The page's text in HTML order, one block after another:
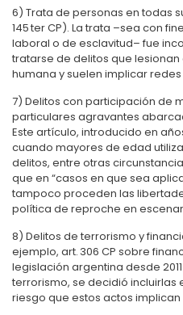
6) Trata de personas en todas
145 ter CP). La trata –sea con
laboral o de esclavitud– fue
tratarse de delitos que
humana y suelen implicar
7) Delitos con participación de
particulares agravantes
Este artículo, introducido en
cuando mayores de edad
delitos, entre otras
que en “casos en que sea
tampoco proceden las
política de reproche en
8) Delitos de terrorismo y
ejemplo, art. 306 CP sobre
legislación argentina desde
terrorismo, se decidió incluirlas
riesgo que estos actos